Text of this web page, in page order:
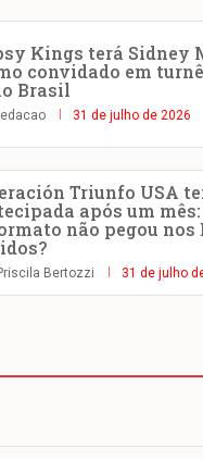
Kings terá Sidney
convidado em
Brasil
31 de julho de 2026
Triunfo USA
após um
não pegou nos
Bertozzi 31 de julho